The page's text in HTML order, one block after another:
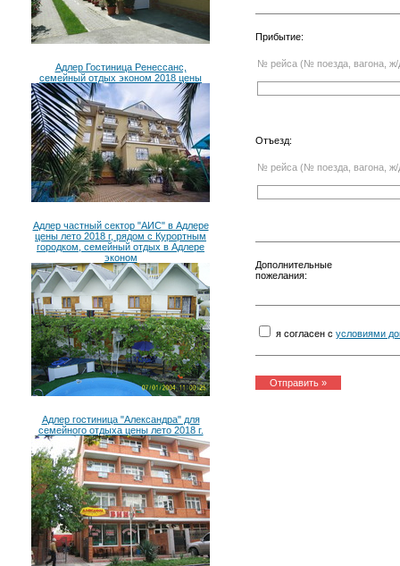
Адлер Гостиница Ренессанс,
семейный отдых эконом 2018 цены
Адлер частный сектор "АИС" в Адлере
цены лето 2018 г, рядом с Курортным
городком, семейный отдых в Адлере
эконом
Адлер гостиница "Александра" для
семейного отдыха цены лето 2018 г.
Прибытие:
№ рейса (№ поезда, вагона, ж/
Отъезд:
№ рейса (№ поезда, вагона, ж/
Дополнительные
пожелания:
я согласен с условиями